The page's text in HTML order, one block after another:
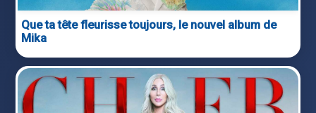
Que ta tête fleurisse toujours, le nouvel album de
Mika